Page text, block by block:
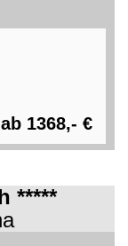
ab 1368,- €
*****